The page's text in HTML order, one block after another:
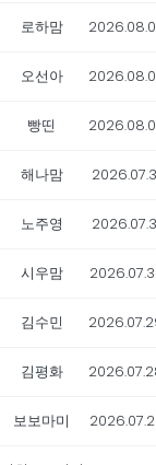
로하맘
오선아
빵띤
해나맘
노주영
시우맘
김수민
김평화
보보마미